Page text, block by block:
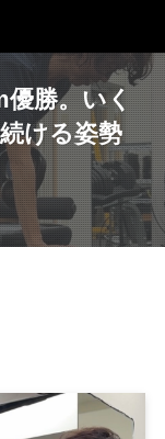
優勝。いく
ける姿勢